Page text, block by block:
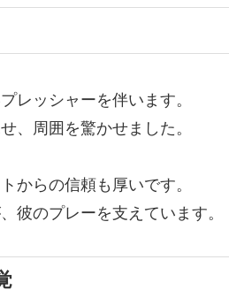
レッシャーを伴います。
、周囲を驚かせました。
からの信頼も厚いです。
彼のプレーを支えています。